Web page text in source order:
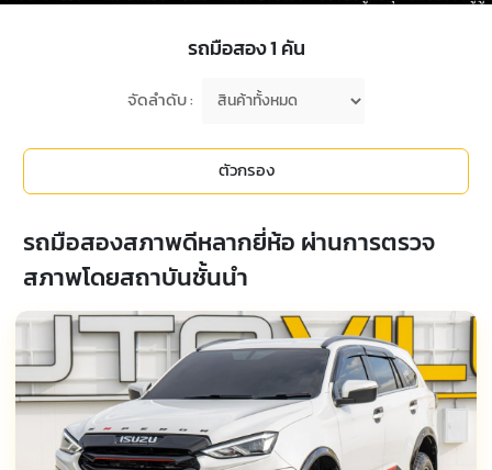
รถมือสอง1 คัน
จัดลำดับ :
ตัวกรอง
รถมือสองสภาพดีหลากยี่ห้อ ผ่านการตรวจ
สภาพโดยสถาบันชั้นนำ